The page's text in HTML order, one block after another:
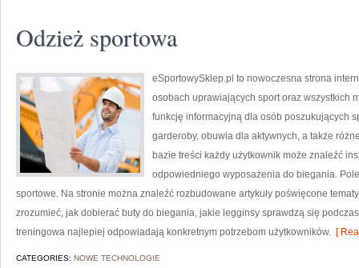
Odzież sportowa
eSportowySklep.pl to nowoczesna strona
osobach uprawiających sport oraz wszystkich
funkcję informacyjną dla osób poszukujących
garderoby, obuwia dla aktywnych, a także
bazie treści każdy użytkownik może znaleźć
odpowiedniego wyposażenia do biegania.
sportowe. Na stronie można znaleźć rozbudowane artykuły poświęcone
zrozumieć, jak dobierać buty do biegania, jakie legginsy sprawdzą się
treningowa najlepiej odpowiadają konkretnym potrzebom użytkowników. [
CATEGORIES: NOWE TECHNOLOGIE